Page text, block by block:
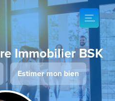
Immobilier BSK
Estimer mon bien